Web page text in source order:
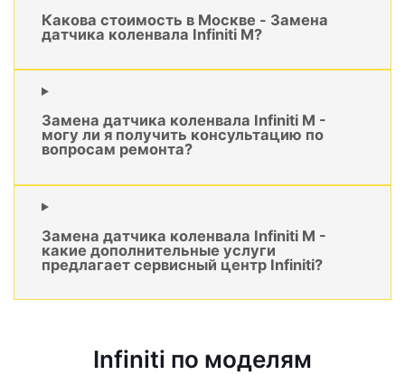
Какова стоимость в Москве - Замена
датчика коленвала Infiniti M?
Замена датчика коленвала Infiniti M -
могу ли я получить консультацию по
вопросам ремонта?
Замена датчика коленвала Infiniti M -
какие дополнительные услуги
предлагает сервисный центр Infiniti?
Infiniti по моделям